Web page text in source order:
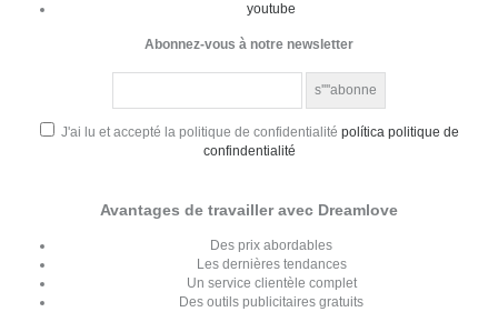
youtube
Abonnez-vous à notre newsletter
J'ai lu et accepté la politique de confidentialité política politique de
confindentialité
Avantages de travailler avec Dreamlove
Des prix abordables
Les dernières tendances
Un service clientèle complet
Des outils publicitaires gratuits